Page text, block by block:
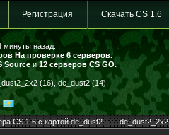
Регистрация Скачать CS 1.6
назад.
На проверке 6 серверов.
Sourceи12 серверов CS GO.
(16), de_dust2 (14).
CS 1.6 с картой de_dust2 de_dust2_2x2